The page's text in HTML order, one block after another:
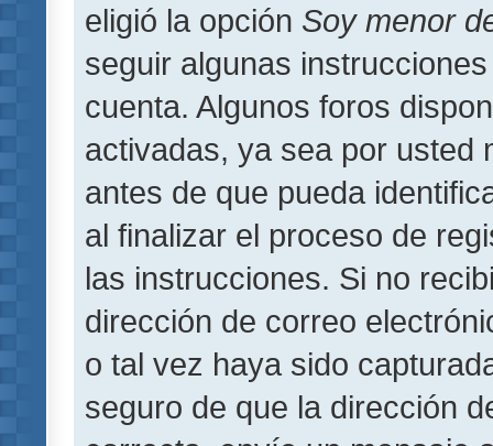
eligió la opción Soy menor
seguir algunas
cuenta. Algunos foros
activadas, ya sea por usted
antes de que pueda
al finalizar el proceso de
las instrucciones. Si no
dirección de correo
o tal vez haya sido
seguro de que la dirección